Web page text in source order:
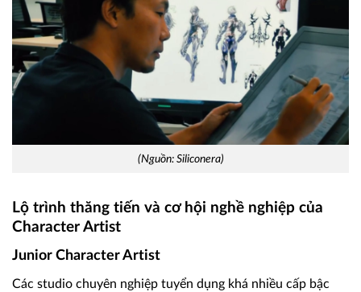
(Nguồn: Siliconera)
Lộ trình thăng tiến và cơ hội nghề nghiệp của
Character Artist
Junior Character Artist
Các studio chuyên nghiệp tuyển dụng khá nhiều cấp bậc